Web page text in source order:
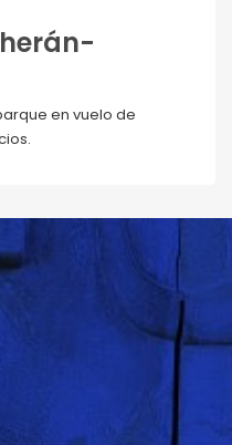
en vuelo de